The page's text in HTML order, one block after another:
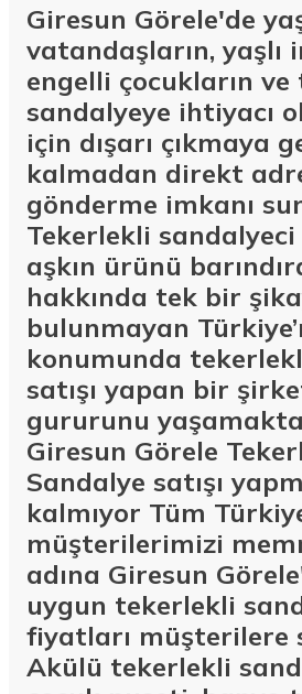
Giresun Görele'de
vatandaşların, yaşlı
engelli çocukların
sandalyeye ihtiyacı
için dışarı çıkmaya
kalmadan direkt
gönderme imkanı
Tekerlekli sandalyeci
aşkın ürünü
hakkında tek bir
bulunmayan
konumunda
satışı yapan bir
gururunu
Giresun Görele
Sandalye satışı
kalmıyor Tüm
müşterilerimizi
adına Giresun
uygun tekerlekli
fiyatları müşterilere
Akülü tekerlekli